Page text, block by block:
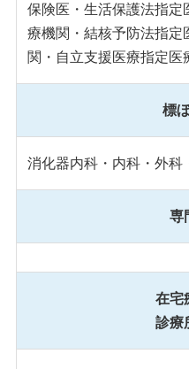
保険医・生活保護法指定
療機関・結核予防法指定
関・自立支援医療指定医
標
消化器内科・内科・外科
専
在宅
診療